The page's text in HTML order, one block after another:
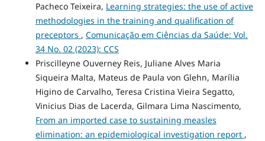
Pacheco Teixeira, Learning strategies: the use of active
methodologies in the training and qualification of
preceptors , Comunicação em Ciências da Saúde: Vol.
34 No. 02 (2023): CCS
Priscilleyne Ouverney Reis, Juliane Alves Maria
Siqueira Malta, Mateus de Paula von Glehn, Marília
Higino de Carvalho, Teresa Cristina Vieira Segatto,
Vinicius Dias de Lacerda, Gilmara Lima Nascimento,
From an imported case to sustaining measles
elimination: an epidemiological investigation report ,